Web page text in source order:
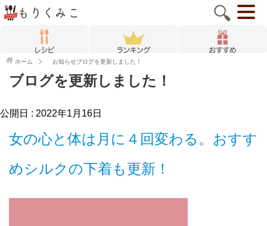
ホーム お知らせブログを更新しました！
ブログを更新しました！
公開日 : 2022年1月16日
女の心と体は月に４回変わる。おすす
めシルクの下着も更新！